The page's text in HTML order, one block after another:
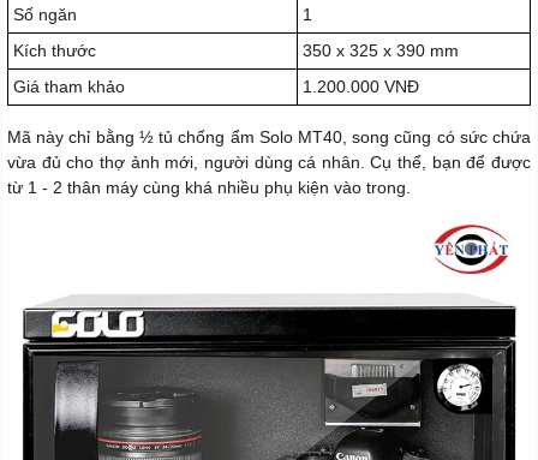
Số ngăn
1
Kích thước
350 x 325 x 390 mm
Giá tham khảo
1.200.000 VNĐ
Mã này chỉ bằng ½ tủ chống ẩm Solo MT40, song cũng có sức chứa
vừa đủ cho thợ ảnh mới, người dùng cá nhân. Cụ thể, bạn để được
từ 1 - 2 thân máy cùng khá nhiều phụ kiện vào trong.